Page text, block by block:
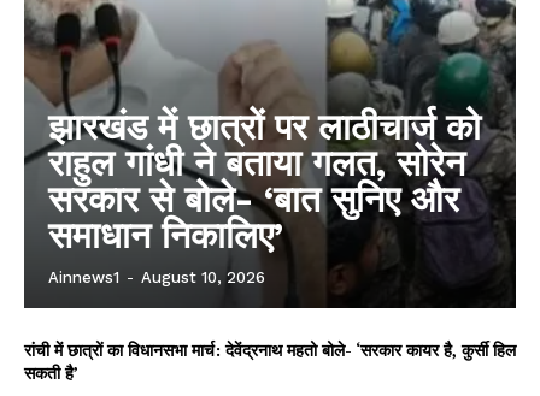
झारखंड में छात्रों पर लाठीचार्ज को
राहुल गांधी ने बताया गलत, सोरेन
सरकार से बोले- ‘बात सुनिए और
समाधान निकालिए’
Ainnews1 - August 10, 2026
रांची में छात्रों का विधानसभा मार्च: देवेंद्रनाथ महतो बोले- ‘सरकार कायर है, कुर्सी हिल
सकती है’